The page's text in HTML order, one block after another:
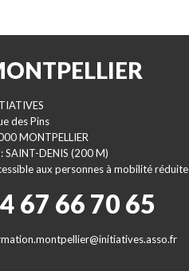
des Pins
MONTPELLIER
SAINT-DENIS (200 M)
aux personnes à mobilité réduite
67 66 70 65